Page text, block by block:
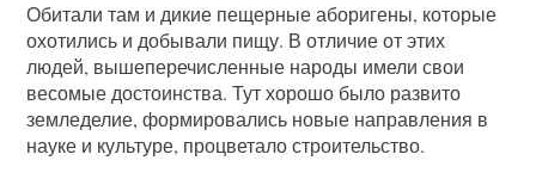
Обитали там и дикие пещерные аборигены, которые
охотились и добывали пищу. В отличие от этих
людей, вышеперечисленные народы имели свои
весомые достоинства. Тут хорошо было развито
земледелие, формировались новые направления в
науке и культуре, процветало строительство.